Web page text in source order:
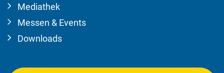
Mediathek
Messen & Events
Downloads